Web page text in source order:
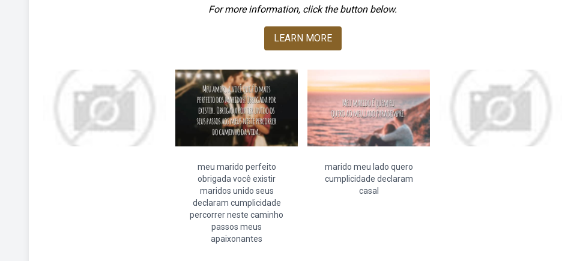
For more information, click the button below.
LEARN MORE
meu marido perfeito
obrigada você existir
maridos unido seus
declaram cumplicidade
percorrer neste caminho
passos meus
apaixonantes
marido meu lado quero
cumplicidade declaram
casal